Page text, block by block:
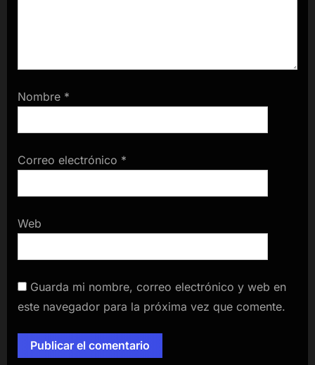
Nombre *
Correo electrónico *
Web
Guarda mi nombre, correo electrónico y web en
este navegador para la próxima vez que comente.